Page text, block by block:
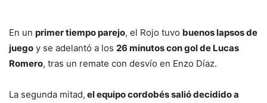
En un primer tiempo parejo, el Rojo tuvo buenos lapsos de
juego y se adelantó a los 26 minutos con gol de Lucas
Romero, tras un remate con desvío en Enzo Díaz.
La segunda mitad, el equipo cordobés salió decidido a